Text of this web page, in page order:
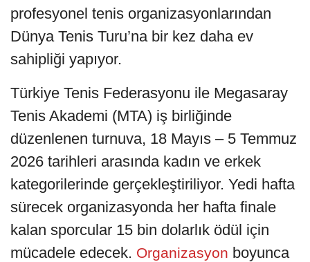
profesyonel tenis organizasyonlarından
Dünya Tenis Turu’na bir kez daha ev
sahipliği yapıyor.
Türkiye Tenis Federasyonu ile Megasaray
Tenis Akademi (MTA) iş birliğinde
düzenlenen turnuva, 18 Mayıs – 5 Temmuz
2026 tarihleri arasında kadın ve erkek
kategorilerinde gerçekleştiriliyor. Yedi hafta
sürecek organizasyonda her hafta finale
kalan sporcular 15 bin dolarlık ödül için
mücadele edecek. Organizasyon boyunca